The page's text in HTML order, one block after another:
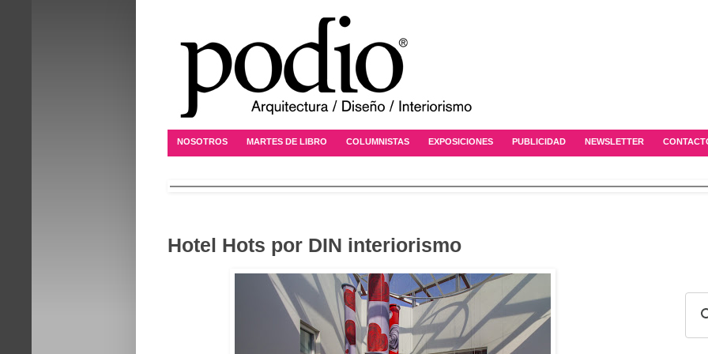
NOSOTROS MARTES DE LIBRO COLUMNISTAS EXPOSICIONES PUBLICIDAD NEWSLETTER
Hotel Hots por DIN interiorismo